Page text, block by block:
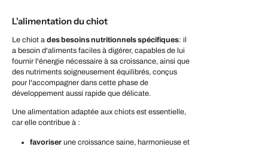
L'alimentation du chiot
Le chiot a des besoins nutritionnels spécifiques: il
a besoin d'aliments faciles à digérer, capables de lui
fournir l'énergie nécessaire à sa croissance, ainsi que
des nutriments soigneusement équilibrés, conçus
pour l'accompagner dans cette phase de
développement aussi rapide que délicate.
Une alimentation adaptée aux chiots est essentielle,
car elle contribue à :
favoriser une croissance saine, harmonieuse et